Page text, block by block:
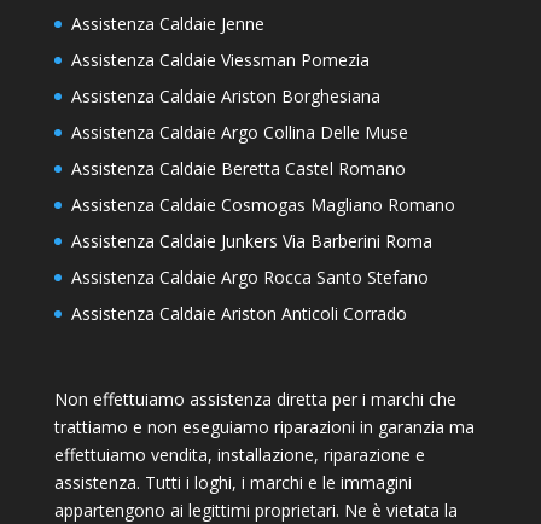
Assistenza Caldaie Jenne
Assistenza Caldaie Viessman Pomezia
Assistenza Caldaie Ariston Borghesiana
Assistenza Caldaie Argo Collina Delle Muse
Assistenza Caldaie Beretta Castel Romano
Assistenza Caldaie Cosmogas Magliano Romano
Assistenza Caldaie Junkers Via Barberini Roma
Assistenza Caldaie Argo Rocca Santo Stefano
Assistenza Caldaie Ariston Anticoli Corrado
Non effettuiamo assistenza diretta per i marchi che
trattiamo e non eseguiamo riparazioni in garanzia ma
effettuiamo vendita, installazione, riparazione e
assistenza. Tutti i loghi, i marchi e le immagini
appartengono ai legittimi proprietari. Ne è vietata la